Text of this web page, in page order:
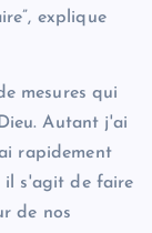
explique
mesures qui
Autant j'ai
rapidement
il s'agit de faire
de nos